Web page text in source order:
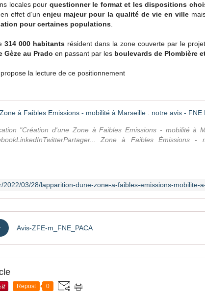
locales pour questionner le format et les dispositions
effet d’unenjeu majeur pour la qualité de vie en ville
pour certaines populations
314 000 habitants résident dans la zone couverte par le
Gèze au Prado en passant par les boulevards de Plombière
la lecture de ce positionnement
"Création d'une Zone à Faibles Emissions - mobilité à
Zone à Faibles Émissions -
Avis-ZFE-m_FNE_PACA
Repost 0